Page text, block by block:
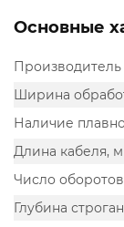
Основные
Производитель
Ширина
Наличие
Длина кабеля, м
Число
Глубина